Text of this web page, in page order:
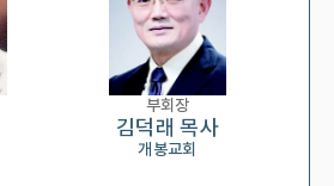
부회장
김덕래 목사
개봉교회